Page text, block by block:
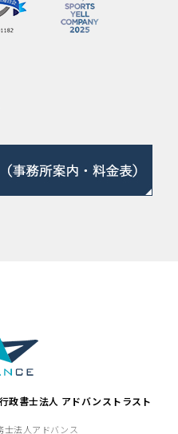
政書士法人 アドバンストラスト
士法人アドバンス